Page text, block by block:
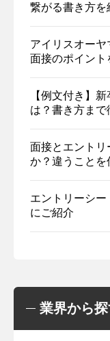
繋がる書き方を
アイリスオー
面接のポイント
【例文付き】
は？書き方まで
面接とエント
か？違うことを
エントリーシ
にご紹介
業界から